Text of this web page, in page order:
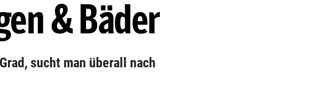
& Bäder
sucht man überall nach